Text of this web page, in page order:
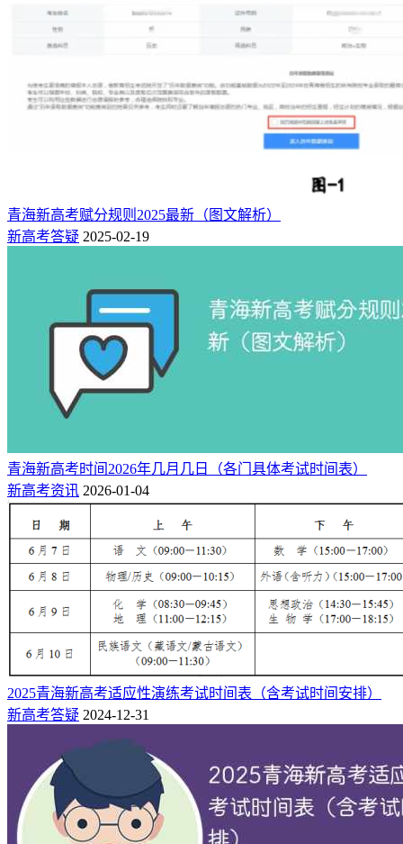
青海省提供了“按年份查询”、“按科类查询”、“按批次查询”、
“按位次查询”、“按院校查询”、“按区域查询”6种查询选项，
“按院校查询”时，可选择科类（文史类、理工类、艺术文、体
育文、艺术理、体育理）、录取批次、年度，选择相应院校一
种或多种选项，点击“查询”按钮就可以查询。
例如不选择年度，则显示2022至2024年的所有统计结果。图-3
中所示的就是选择年份2023年、“理工类”、批次选择“本科一
段H段”、院校选择“清华大学”后的显示示例。
青海新高考赋分规则2025最新（图文解析）
新高考答疑 2025-02-19
青海新高考时间2026年几月几日（各门具体考试时间表）
新高考资讯 2026-01-04
2025青海新高考适应性演练考试时间表（含考试时间安排）
新高考答疑 2024-12-31